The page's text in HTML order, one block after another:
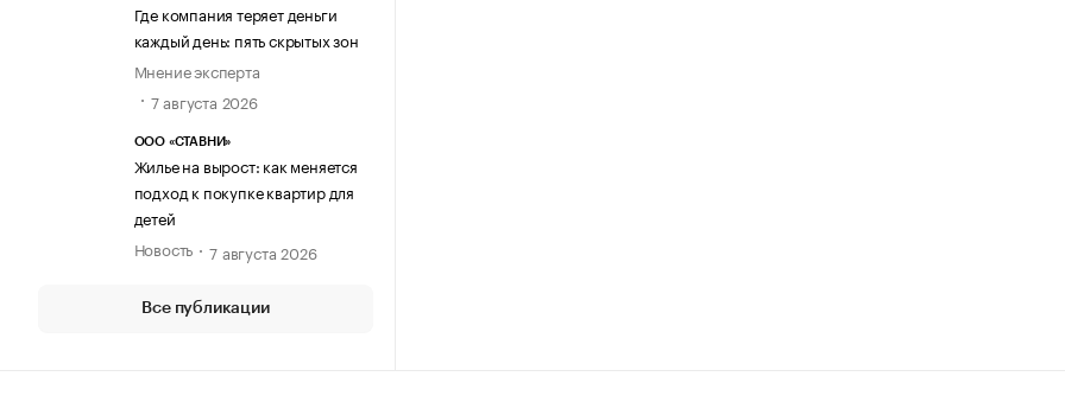
Где компания теряет деньги
каждый день: пять скрытых зон
Мнение эксперта
7 августа 2026
ООО «СТАВНИ»
Жилье на вырост: как меняется
подход к покупке квартир для
детей
Новость
7 августа 2026
Все публикации